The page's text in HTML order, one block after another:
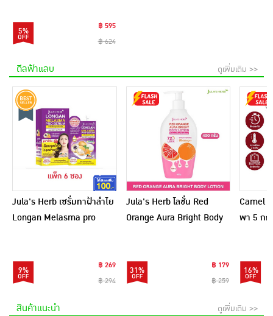
5%
฿ 595
฿ 624
ดีลฟ้าแลบ ดูเพิ่มเติม >>
Jula's Herb เซรั่มทาฝ้าลำไย
Longan Melasma pro
9%
฿ 269
฿ 294
Jula's Herb โลชั่น Red
Orange Aura Bright Body
31%
฿ 179
฿ 259
Camel
พา 5 กก
16%
สินค้าแนะนำ ดูเพิ่มเติม >>